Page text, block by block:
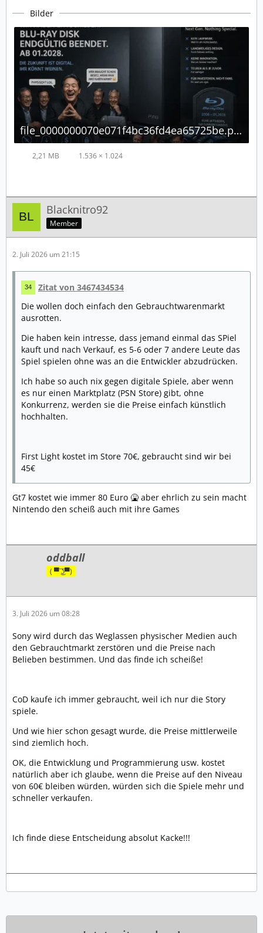
Bilder
file_0000000070e071f4bc36fd4ea65725be.png
2,21 MB 1.536 × 1.024
Blacknitro92
Member
2. Juli 2026 um 21:15
Zitat von 3467434534
Die wollen doch einfach den Gebrauchtwarenmarkt
ausrotten.
Die haben kein intresse, dass jemand einmal das SPiel
kauft und nach Verkauf, es 5-6 oder 7 andere Leute das
Spiel spielen ohne was an die Entwickler abzudrücken.
Ich habe so auch nix gegen digitale Spiele, aber wenn
es nur einen Marktplatz (PSN Store) gibt, ohne
Konkurrenz, werden sie die Preise einfach künstlich
hochhalten.
First Light kostet im Store 70€, gebraucht sind wir bei
45€
Gt7 kostet wie immer 80 Euro 🤮 aber ehrlich zu sein macht
Nintendo den scheiß auch mit ihre Games
oddball
( ▀ ͜͞ʖ▀)
3. Juli 2026 um 08:28
Sony wird durch das Weglassen physischer Medien auch
den Gebrauchtmarkt zerstören und die Preise nach
Belieben bestimmen. Und das finde ich scheiße!
CoD kaufe ich immer gebraucht, weil ich nur die Story
spiele.
Und wie hier schon gesagt wurde, die Preise mittlerweile
sind ziemlich hoch.
OK, die Entwicklung und Programmierung usw. kostet
natürlich aber ich glaube, wenn die Preise auf den Niveau
von 60€ bleiben würden, würden sich die Spiele mehr und
schneller verkaufen.
Ich finde diese Entscheidung absolut Kacke!!!